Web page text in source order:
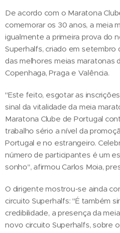
De acordo com o Maratona
comemorar os 30 anos, a meia
igualmente a primeira prova do
Superhalfs, criado em setembro
das melhores meias maratonas
Copenhaga, Praga e Valência.
"Este feito, esgotar as
sinal da vitalidade da meia
Maratona Clube de Portugal
trabalho sério a nível da
Portugal e no estrangeiro.
número de participantes é um
sonho", afirmou Carlos Moia,
O dirigente mostrou-se ainda
circuito Superhalfs: "É também
credibilidade, a presença da
novo circuito Superhalfs, sobre